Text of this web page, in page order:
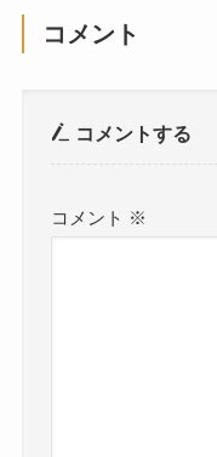
コメント
コメントする
コメント ※